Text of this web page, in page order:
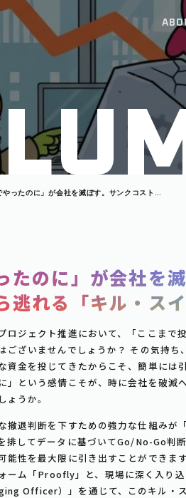
LU
やったのに」が会社を滅ぼす。サンクコストの
たのに」が会社を
逃れる「キル・ス
ロジェクト推進において、「ここまで
ございませんでしょうか？ その気持ち
資金を投じてきたからこそ、簡単には
」という感情こそが、時に会社を破滅
うか。
撤退判断を下すための強力な仕組みが
排してデータに基づいてGo/No-Go判
能性を最大限に引き出すことができま
ーム「Proofly」と、現場に深く入り
Officer）」を通じて、このキル・